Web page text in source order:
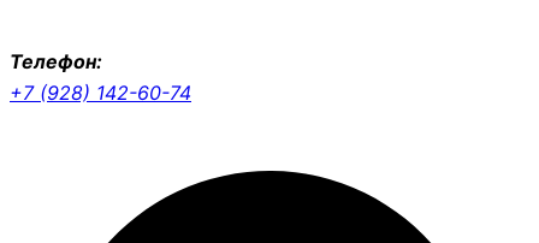
Телефон:
+7 (928) 142-60-74